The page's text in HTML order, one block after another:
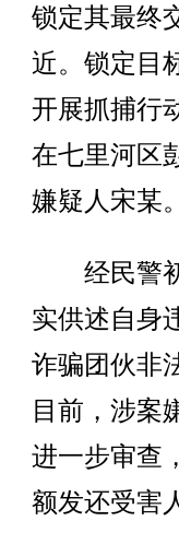
锁定其最终
近。锁定目
开展抓捕行
在七里河区
嫌疑人宋某。
经民警初
实供述自身
诈骗团伙非
目前，涉案
进一步审查
额发还受害